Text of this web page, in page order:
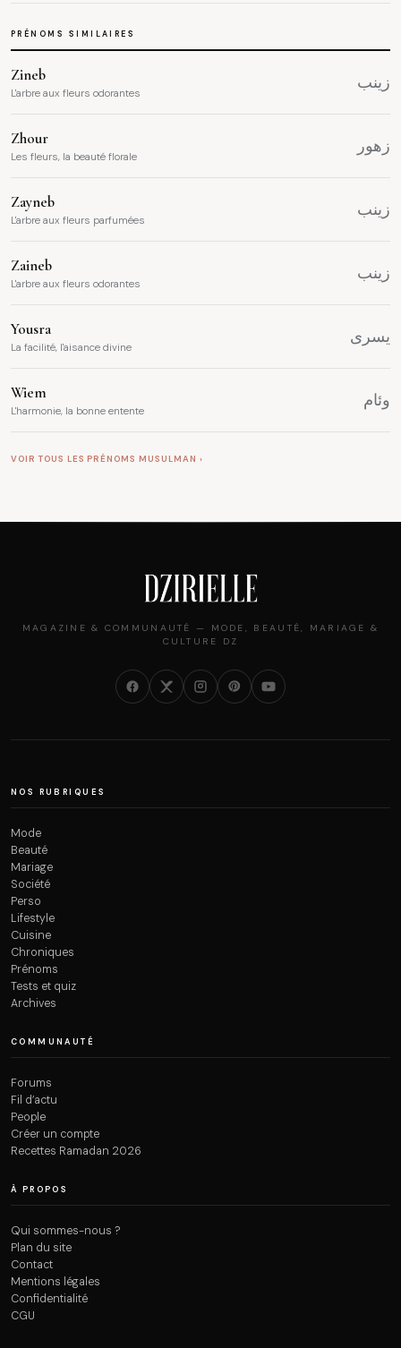
PRÉNOMS SIMILAIRES
Zineb
L'arbre aux fleurs odorantes
زينب
Zhour
Les fleurs, la beauté florale
زهور
Zayneb
L'arbre aux fleurs parfumées
زينب
Zaineb
L'arbre aux fleurs odorantes
زينب
Yousra
La facilité, l'aisance divine
يسرى
Wiem
L'harmonie, la bonne entente
وئام
VOIR TOUS LES PRÉNOMS MUSULMAN ›
MAGAZINE & COMMUNAUTÉ — MODE, BEAUTÉ, MARIAGE &
CULTURE DZ
NOS RUBRIQUES
Mode
Beauté
Mariage
Société
Perso
Lifestyle
Cuisine
Chroniques
Prénoms
Tests et quiz
Archives
COMMUNAUTÉ
Forums
Fil d’actu
People
Créer un compte
Recettes Ramadan 2026
À PROPOS
Qui sommes-nous ?
Plan du site
Contact
Mentions légales
Confidentialité
CGU